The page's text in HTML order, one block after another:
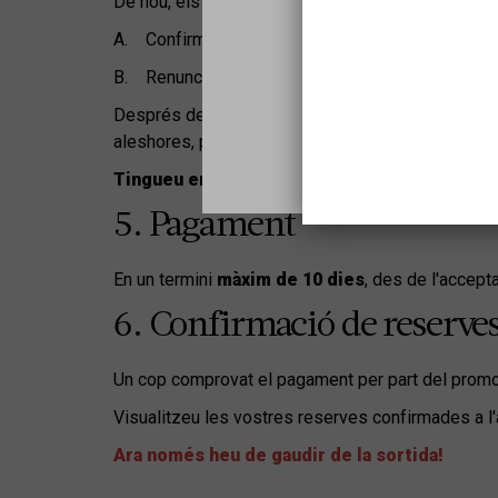
A. Confirmar la seva reserva
B. Renunciar a les entrades
Després de la segona volta,
aleshores, podeu entrar de nou a la
llista
Tingueu en compte que la Reserva directa
5. Pagament
En un termini màxim de 10 dies, des de
6. Confirmació de
Un cop comprovat el pagament per part del
Visualitzeu les vostres reserves confirmades a
Ara només heu de gaudir de la sortida!